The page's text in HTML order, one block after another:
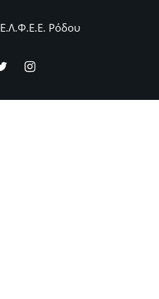
Ε.Λ.Φ.Ε.Ε. Ρόδου